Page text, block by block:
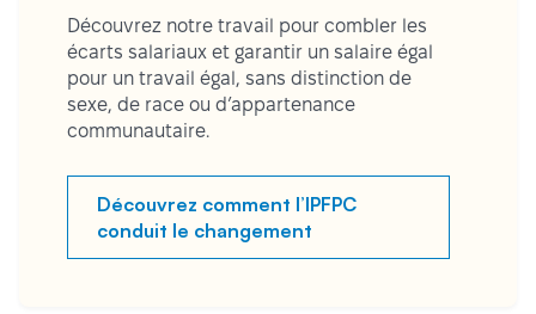
Découvrez notre travail pour combler les
écarts salariaux et garantir un salaire égal
pour un travail égal, sans distinction de
sexe, de race ou d’appartenance
communautaire.
Découvrez comment l’IPFPC
conduit le changement